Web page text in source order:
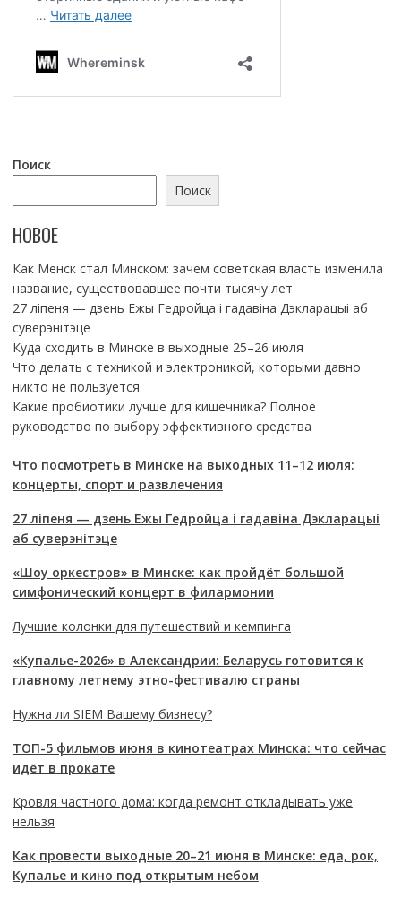
Поиск
Поиск
НОВОЕ
Как Менск стал Минском: зачем советская власть изменила
название, существовавшее почти тысячу лет
27 ліпеня — дзень Ежы Гедройца і гадавіна Дэкларацыі аб
суверэнітэце
Куда сходить в Минске в выходные 25–26 июля
Что делать с техникой и электроникой, которыми давно
никто не пользуется
Какие пробиотики лучше для кишечника? Полное
руководство по выбору эффективного средства
Что посмотреть в Минске на выходных 11–12 июля:
концерты, спорт и развлечения
27 ліпеня — дзень Ежы Гедройца і гадавіна Дэкларацыі
аб суверэнітэце
«Шоу оркестров» в Минске: как пройдёт большой
симфонический концерт в филармонии
Лучшие колонки для путешествий и кемпинга
«Купалье-2026» в Александрии: Беларусь готовится к
главному летнему этно-фестивалю страны
Нужна ли SIEM Вашему бизнесу?
ТОП-5 фильмов июня в кинотеатрах Минска: что сейчас
идёт в прокате
Кровля частного дома: когда ремонт откладывать уже
нельзя
Как провести выходные 20–21 июня в Минске: еда, рок,
Купалье и кино под открытым небом